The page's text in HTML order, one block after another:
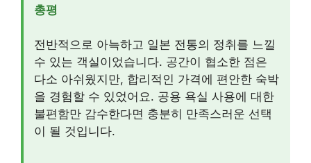
총평
전반적으로 아늑하고 일본 전통의 정취를 느낄
수 있는 객실이었습니다. 공간이 협소한 점은
다소 아쉬웠지만, 합리적인 가격에 편안한 숙박
을 경험할 수 있었어요. 공용 욕실 사용에 대한
불편함만 감수한다면 충분히 만족스러운 선택
이 될 것입니다.